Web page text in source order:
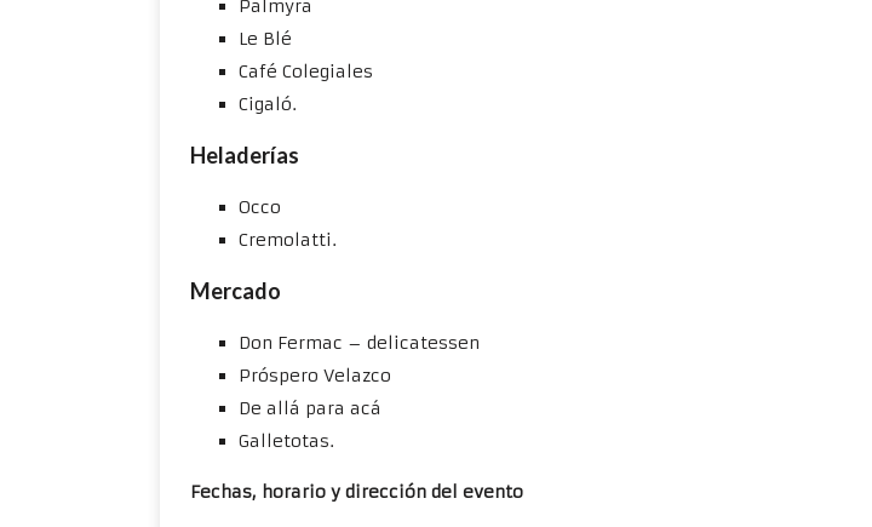
Palmyra
Le Blé
Café Colegiales
Cigaló.
Heladerías
Occo
Cremolatti.
Mercado
Don Fermac – delicatessen
Próspero Velazco
De allá para acá
Galletotas.
Fechas, horario y dirección del evento